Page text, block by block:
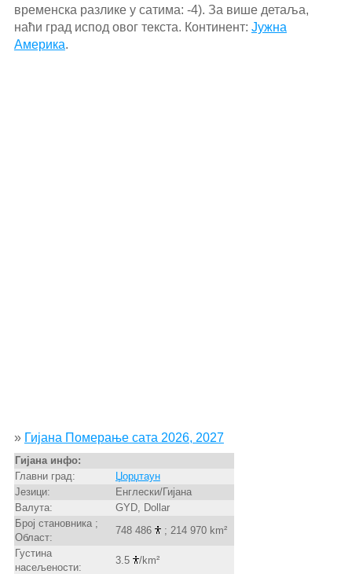
временска разлике у сатима: -4). За више детаља,
наћи град испод овог текста. Континент: Јужна
Америка.
» Гијана Померање сата 2026, 2027
Гијана инфо:
Главни град:
Џорџтаун
Језици:
Енглески/Гијана
Валута:
GYD, Dollar
Број становника ;
Област:
748 486
; 214 970 km²
Густина
насељености:
3.5
/km²